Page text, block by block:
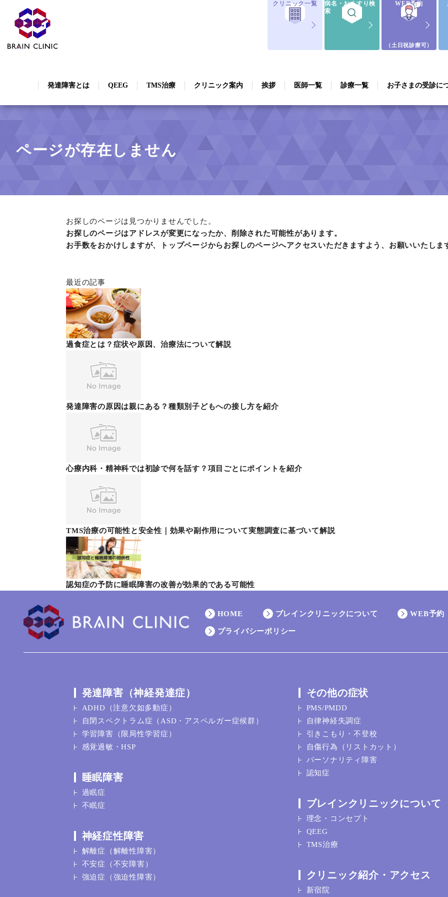
発達障害とは QEEG TMS治療 クリニック案内 挨拶 医師一覧 診療一覧 お子さまの受診に
クリニック一覧
病名・おくすり検
索
WEB予約
（土日祝診療可）
ページが存在しません
お探しのページは見つかりませんでした。
お探しのページはアドレスが変更になったか、削除された可能性があります。
お手数をおかけしますが、トップページからお探しのページへアクセスいただきますよう、お願いいたしま
最近の記事
過食症とは？症状や原因、治療法について解説
発達障害の原因は親にある？種類別子どもへの接し方を紹介
心療内科・精神科では初診で何を話す？項目ごとにポイントを紹介
TMS治療の可能性と安全性｜効果や副作用について実態調査に基づいて解説
認知症の予防に睡眠障害の改善が効果的である可能性
HOME ブレインクリニックについて WEB予約
プライバシーポリシー
発達障害（神経発達症）
ADHD（注意欠如多動症）
自閉スペクトラム症（ASD・アスペルガー症候群）
学習障害（限局性学習症）
感覚過敏・HSP
睡眠障害
過眠症
不眠症
神経症性障害
解離症（解離性障害）
不安症（不安障害）
強迫症（強迫性障害）
その他の症状
PMS/PMDD
自律神経失調症
引きこもり・不登校
自傷行為（リストカット）
パーソナリティ障害
認知症
ブレインクリニックについて
理念・コンセプト
QEEG
TMS治療
クリニック紹介・アクセス
新宿院